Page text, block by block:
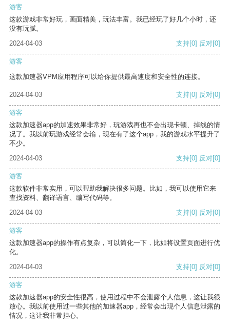
游客
这款游戏非常好玩，画面精美，玩法丰富。我已经玩了好几个小时，还
没有玩腻。
2024-04-03
支持[0] 反对[0]
游客
这款加速器VPM应用程序可以给你提供最高速度和安全性的连接。
2024-04-03 支持[0] 反对[0]
游客
这款加速器app的加速效果非常好，玩游戏再也不会出现卡顿、掉线的情
况了。我以前玩游戏经常会输，现在有了这个app，我的游戏水平提升了
不少。
2024-04-03
支持[0] 反对[0]
游客
这款软件非常实用，可以帮助我解决很多问题。比如，我可以使用它来
查找资料、翻译语言、编写代码等。
2024-04-03
支持[0] 反对[0]
游客
这款加速器app的操作有点复杂，可以简化一下，比如将设置页面进行优
化。
2024-04-03
支持[0] 反对[0]
游客
这款加速器app的安全性很高，使用过程中不会泄露个人信息，这让我很
放心。我以前使用过一些其他的加速器app，经常会出现个人信息泄露的
情况，这让我非常担心。